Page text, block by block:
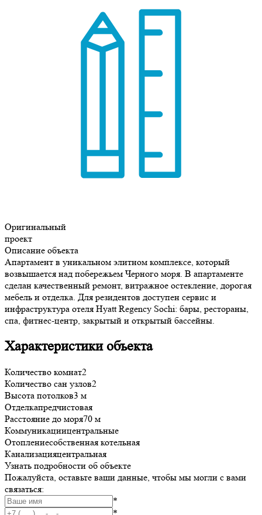
Оригинальный
проект
Описание объекта
Апартамент в уникальном элитном комплексе, который
возвышается над побережьем Черного моря. В апартаменте
сделан качественный ремонт, витражное остекление, дорогая
мебель и отделка. Для резидентов доступен сервис и
инфраструктура отеля Hyatt Regency Sochi: бары, рестораны,
спа, фитнес-центр, закрытый и открытый бассейны.
Характеристики объекта
Количество комнат2
Количество сан узлов2
Высота потолков3 м
Отделкапредчистовая
Расстояние до моря70 м
Коммуникациицентральные
Отоплениесобственная котельная
Канализацияцентральная
Узнать подробности об объекте
Пожалуйста, оставьте ваши данные, чтобы мы могли с вами
связаться:
*
*